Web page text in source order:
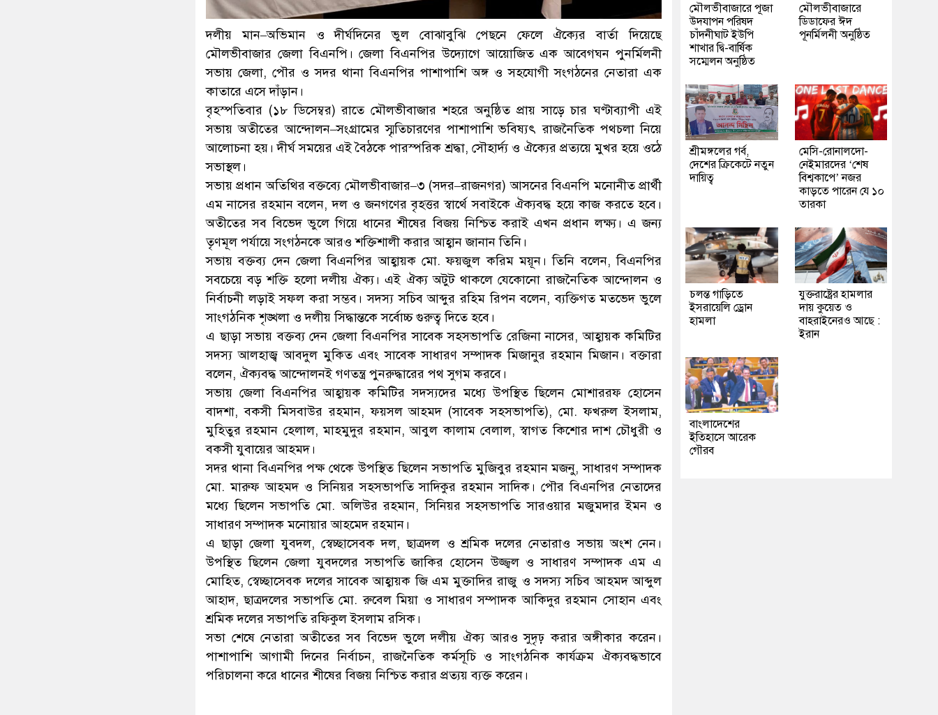
দলীয় মান–অভিমান ও দীর্ঘদিনের ভুল বোঝাবুঝি পেছনে ফেলে ঐক্যের বার্তা দিয়েছে
মৌলভীবাজার জেলা বিএনপি। জেলা বিএনপির উদ্যোগে আয়োজিত এক আবেগঘন পুনর্মিলনী
সভায় জেলা, পৌর ও সদর থানা বিএনপির পাশাপাশি অঙ্গ ও সহযোগী সংগঠনের নেতারা এক
কাতারে এসে দাঁড়ান।
বৃহস্পতিবার (১৮ ডিসেম্বর) রাতে মৌলভীবাজার শহরে অনুষ্ঠিত প্রায় সাড়ে চার ঘণ্টাব্যাপী এই
সভায় অতীতের আন্দোলন–সংগ্রামের স্মৃতিচারণের পাশাপাশি ভবিষ্যৎ রাজনৈতিক পথচলা নিয়ে
আলোচনা হয়। দীর্ঘ সময়ের এই বৈঠকে পারস্পরিক শ্রদ্ধা, সৌহার্দ্য ও ঐক্যের প্রত্যয়ে মুখর হয়ে ওঠে
সভাস্থল।
সভায় প্রধান অতিথির বক্তব্যে মৌলভীবাজার–৩ (সদর–রাজনগর) আসনের বিএনপি মনোনীত প্রার্থী
এম নাসের রহমান বলেন, দল ও জনগণের বৃহত্তর স্বার্থে সবাইকে ঐক্যবদ্ধ হয়ে কাজ করতে হবে।
অতীতের সব বিভেদ ভুলে গিয়ে ধানের শীষের বিজয় নিশ্চিত করাই এখন প্রধান লক্ষ্য। এ জন্য
তৃণমূল পর্যায়ে সংগঠনকে আরও শক্তিশালী করার আহ্বান জানান তিনি।
সভায় বক্তব্য দেন জেলা বিএনপির আহ্বায়ক মো. ফয়জুল করিম ময়ূন। তিনি বলেন, বিএনপির
সবচেয়ে বড় শক্তি হলো দলীয় ঐক্য। এই ঐক্য অটুট থাকলে যেকোনো রাজনৈতিক আন্দোলন ও
নির্বাচনী লড়াই সফল করা সম্ভব। সদস্য সচিব আব্দুর রহিম রিপন বলেন, ব্যক্তিগত মতভেদ ভুলে
সাংগঠনিক শৃঙ্খলা ও দলীয় সিদ্ধান্তকে সর্বোচ্চ গুরুত্ব দিতে হবে।
এ ছাড়া সভায় বক্তব্য দেন জেলা বিএনপির সাবেক সহসভাপতি রেজিনা নাসের, আহ্বায়ক কমিটির
সদস্য আলহাজ্ব আবদুল মুকিত এবং সাবেক সাধারণ সম্পাদক মিজানুর রহমান মিজান। বক্তারা
বলেন, ঐক্যবদ্ধ আন্দোলনই গণতন্ত্র পুনরুদ্ধারের পথ সুগম করবে।
সভায় জেলা বিএনপির আহ্বায়ক কমিটির সদস্যদের মধ্যে উপস্থিত ছিলেন মোশাররফ হোসেন
বাদশা, বকসী মিসবাউর রহমান, ফয়সল আহমদ (সাবেক সহসভাপতি), মো. ফখরুল ইসলাম,
মুহিতুর রহমান হেলাল, মাহমুদুর রহমান, আবুল কালাম বেলাল, স্বাগত কিশোর দাশ চৌধুরী ও
বকসী যুবায়ের আহমদ।
সদর থানা বিএনপির পক্ষ থেকে উপস্থিত ছিলেন সভাপতি মুজিবুর রহমান মজনু, সাধারণ সম্পাদক
মো. মারুফ আহমদ ও সিনিয়র সহসভাপতি সাদিকুর রহমান সাদিক। পৌর বিএনপির নেতাদের
মধ্যে ছিলেন সভাপতি মো. অলিউর রহমান, সিনিয়র সহসভাপতি সারওয়ার মজুমদার ইমন ও
সাধারণ সম্পাদক মনোয়ার আহমেদ রহমান।
এ ছাড়া জেলা যুবদল, স্বেচ্ছাসেবক দল, ছাত্রদল ও শ্রমিক দলের নেতারাও সভায় অংশ নেন।
উপস্থিত ছিলেন জেলা যুবদলের সভাপতি জাকির হোসেন উজ্জ্বল ও সাধারণ সম্পাদক এম এ
মোহিত, স্বেচ্ছাসেবক দলের সাবেক আহ্বায়ক জি এম মুক্তাদির রাজু ও সদস্য সচিব আহমদ আব্দুল
আহাদ, ছাত্রদলের সভাপতি মো. রুবেল মিয়া ও সাধারণ সম্পাদক আকিদুর রহমান সোহান এবং
শ্রমিক দলের সভাপতি রফিকুল ইসলাম রসিক।
সভা শেষে নেতারা অতীতের সব বিভেদ ভুলে দলীয় ঐক্য আরও সুদৃঢ় করার অঙ্গীকার করেন।
পাশাপাশি আগামী দিনের নির্বাচন, রাজনৈতিক কর্মসূচি ও সাংগঠনিক কার্যক্রম ঐক্যবদ্ধভাবে
পরিচালনা করে ধানের শীষের বিজয় নিশ্চিত করার প্রত্যয় ব্যক্ত করেন।
মৌলভীবাজারে পূজা
উদযাপন পরিষদ
চাঁদনীঘাট ইউপি
শাখার দ্বি-বার্ষিক
সম্মেলন অনুষ্ঠিত
মৌলভীবাজারে
ডিডাফের ঈদ
পূনর্মিলনী অনুষ্ঠিত
শ্রীমঙ্গলের গর্ব,
দেশের ক্রিকেটে নতুন
দায়িত্ব
মেসি-রোনালদো-
নেইমারদের ‘শেষ
বিশ্বকাপে’ নজর
কাড়তে পারেন যে ১০
তারকা
চলন্ত গাড়িতে
ইসরায়েলি ড্রোন
হামলা
যুক্তরাষ্ট্রের হামলার
দায় কুয়েত ও
বাহরাইনেরও আছে :
ইরান
বাংলাদেশের
ইতিহাসে আরেক
গৌরব